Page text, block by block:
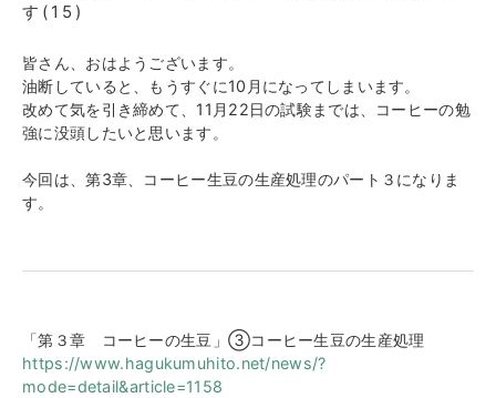
す(15)
皆さん、おはようございます。
油断していると、もうすぐに10月になってしまいます。
改めて気を引き締めて、11月22日の試験までは、コーヒーの勉
強に没頭したいと思います。
今回は、第3章、コーヒー生豆の生産処理のパート３になりま
す。
「第３章 コーヒーの生豆」③コーヒー生豆の生産処理
https://www.hagukumuhito.net/news/?
mode=detail&article=1158